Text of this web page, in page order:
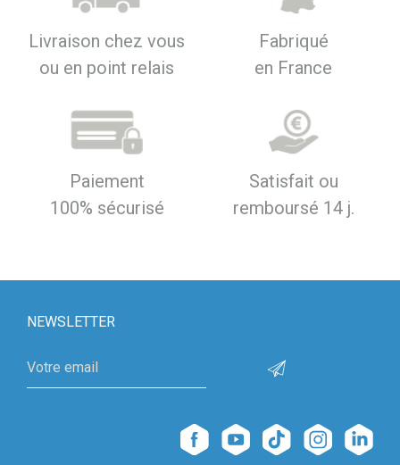
Livraison chez vous
ou en point relais
Fabriqué
en France
Paiement
100% sécurisé
Satisfait ou
remboursé 14 j.
NEWSLETTER